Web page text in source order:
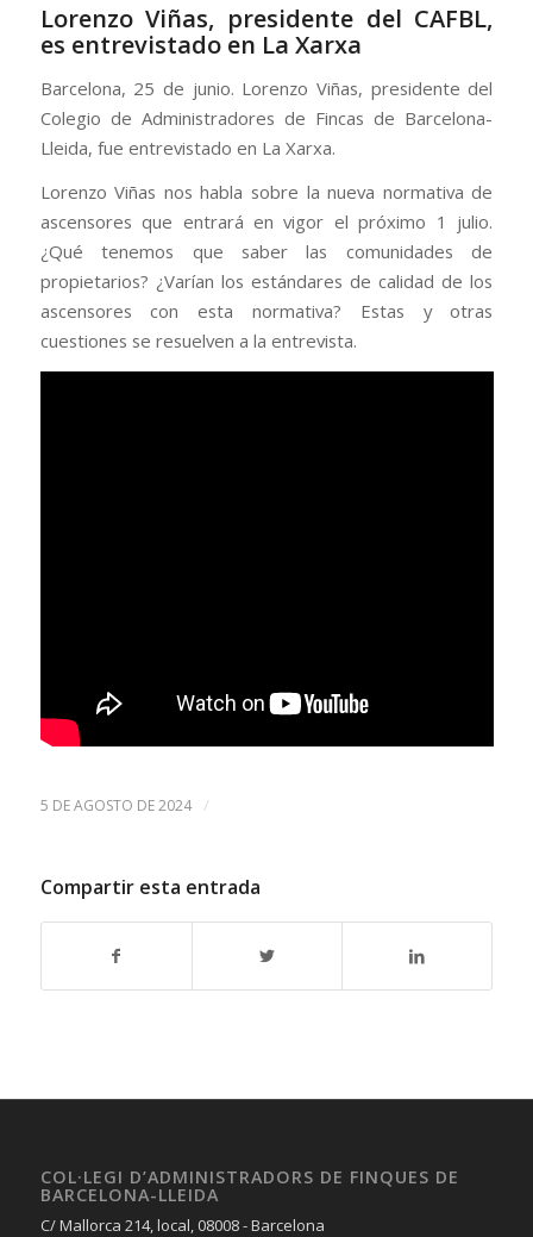
Lorenzo Viñas, presidente del CAFBL,
es entrevistado en La Xarxa
Barcelona, 25 de junio. Lorenzo Viñas, presidente del
Colegio de Administradores de Fincas de Barcelona-
Lleida, fue entrevistado en La Xarxa.
Lorenzo Viñas nos habla sobre la nueva normativa de
ascensores que entrará en vigor el próximo 1 julio.
¿Qué tenemos que saber las comunidades de
propietarios? ¿Varían los estándares de calidad de los
ascensores con esta normativa? Estas y otras
cuestiones se resuelven a la entrevista.
5 DE AGOSTO DE 2024 /
Compartir esta entrada
COL·LEGI D’ADMINISTRADORS DE FINQUES DE
BARCELONA-LLEIDA
C/ Mallorca 214, local, 08008 - Barcelona